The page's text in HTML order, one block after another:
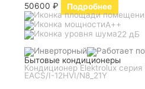
50600₽
Подробнее
A++
22 дБ
Бытовые кондиционеры
Кондиционер Elektrolux
EACS/I-12HVI/N8_21Y